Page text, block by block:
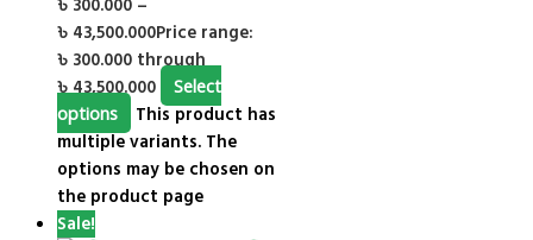
৳ 43,500.000Price range:
৳ 300.000 through
৳ 43,500.000
Select
options
This product has
multiple variants. The
options may be chosen on
the product page
Sale!